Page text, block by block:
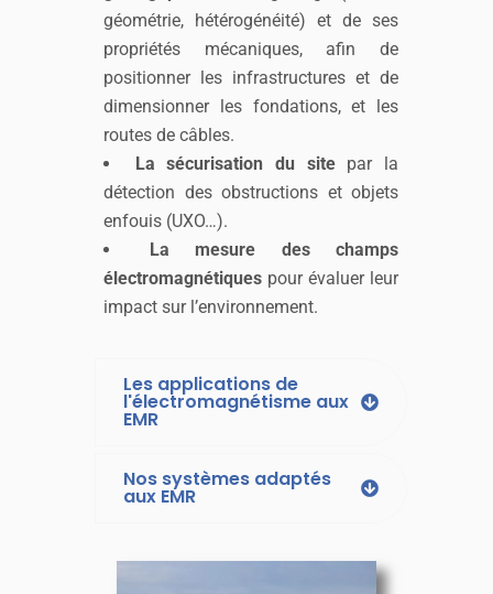
géométrie, hétérogénéité) et de ses
propriétés mécaniques, afin de
positionner les infrastructures et de
dimensionner les fondations, et les
routes de câbles.
La sécurisation du sitepar la
détection des obstructions et objets
enfouis (UXO…).
La mesure des champs
électromagnétiques pour évaluer leur
impact sur l’environnement.
Les applications de
l'électromagnétisme aux
EMR
Nos systèmes adaptés
aux EMR